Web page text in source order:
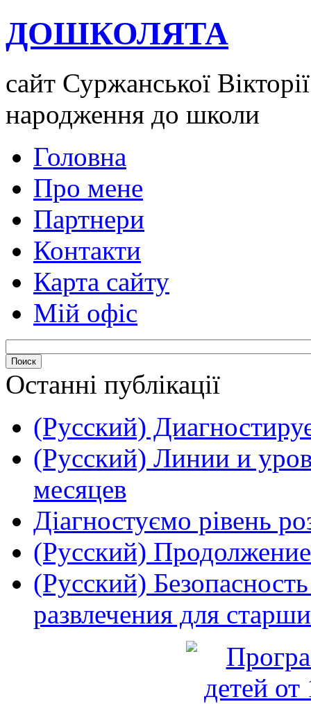
ДОШКОЛЯТА
сайт Суржанської
народження до школи
Головна
Про мене
Партнери
Контакти
Карта сайту
Мій офіс
Останні публікації
(Русский)
(Русский) Линии и
месяцев
Діагностуємо рівень
(Русский)
(Русский)
развлечения для